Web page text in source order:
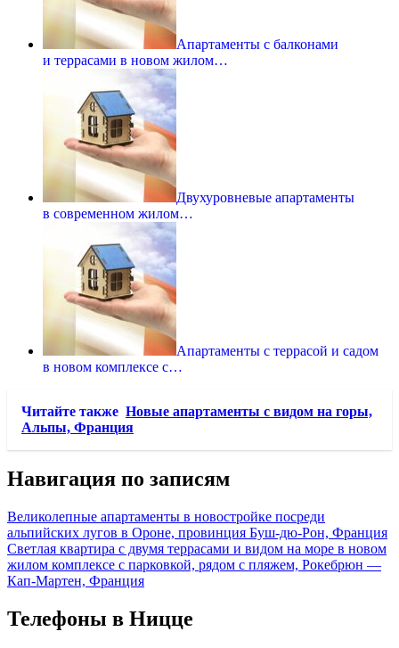
Апартаменты с балконами
и террасами в новом жилом…
Двухуровневые апартаменты
в современном жилом…
Апартаменты с террасой и садом
в новом комплексе с…
Читайте также Новые апартаменты с видом на горы,
Альпы, Франция
Навигация по записям
Великолепные апартаменты в новостройке посреди
альпийских лугов в Ороне, провинция Буш-дю-Рон, Франция
Светлая квартира с двумя террасами и видом на море в новом
жилом комплексе с парковкой, рядом с пляжем, Рокебрюн —
Кап-Мартен, Франция
Телефоны в Ницце